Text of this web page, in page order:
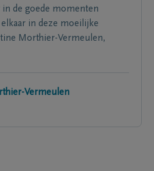
de goede momenten
in deze moeilijke
Morthier-Vermeulen,
Vermeulen